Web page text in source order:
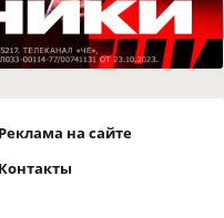
Реклама на сайте
Контакты